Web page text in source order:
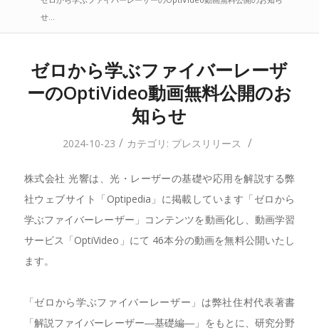
せ...
ゼロから学ぶファイバーレーザ
ーのOptiVideo動画無料公開のお
知らせ
2024-10-23 / カテゴリ: プレスリリース /
株式会社 光響は、光・レーザーの基礎や応用を解説する弊
社ウェブサイト「Optipedia」に掲載しています「ゼロから
学ぶファイバーレーザー」コンテンツを動画化し、動画学習
サービス「OptiVideo」にて 46本分の動画を無料公開いたし
ます。
「ゼロから学ぶファイバーレーザー」は弊社住村代表著書
「解説ファイバーレーザー―基礎編―」をもとに、研究分野